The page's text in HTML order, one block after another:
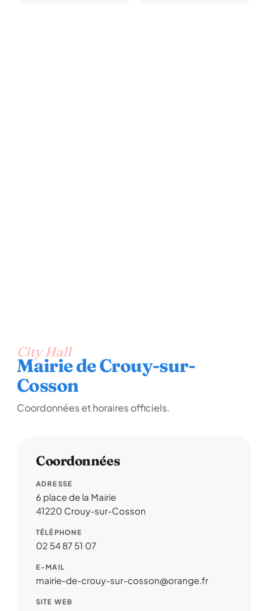
City Hall
Mairie de Crouy-sur-
Cosson
Coordonnées et horaires officiels.
Coordonnées
ADRESSE
6 place de la Mairie
41220 Crouy-sur-Cosson
TÉLÉPHONE
02 54 87 51 07
E-MAIL
mairie-de-crouy-sur-cosson@orange.fr
SITE WEB